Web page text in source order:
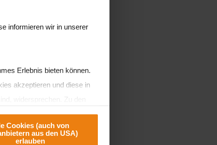
informieren wir in unserer
Erlebnis bieten können.
akzeptieren und diese in
ist, dass es in den USA kein
Dienstleistung bieten
Cookies (auch von
aus den USA)
erlauben